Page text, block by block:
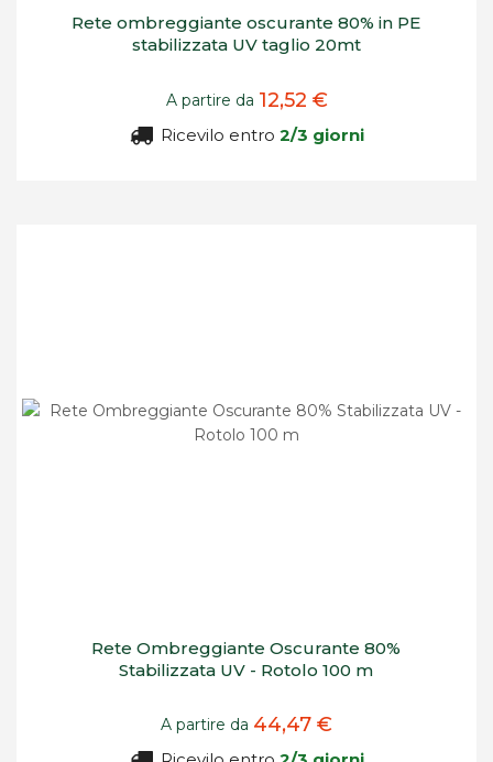
Rete ombreggiante oscurante 80% in PE
stabilizzata UV taglio 20mt
A partire da 12,52 €
Ricevilo entro 2/3 giorni
Rete Ombreggiante Oscurante 80%
Stabilizzata UV - Rotolo 100 m
A partire da 44,47 €